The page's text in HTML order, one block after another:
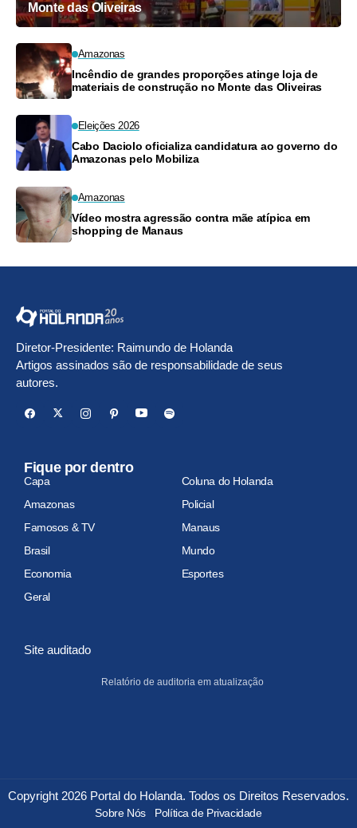
Monte das Oliveiras
Amazonas
Incêndio de grandes proporções atinge loja de
materiais de construção no Monte das Oliveiras
Eleições 2026
Cabo Daciolo oficializa candidatura ao governo do
Amazonas pelo Mobiliza
Amazonas
Vídeo mostra agressão contra mãe atípica em
shopping de Manaus
Diretor-Presidente: Raimundo de Holanda
Artigos assinados são de responsabilidade de seus
autores.
Fique por dentro
Capa
Coluna do Holanda
Amazonas
Policial
Famosos & TV
Manaus
Brasil
Mundo
Economia
Esportes
Geral
Site auditado
Relatório de auditoria em atualização
Copyright 2026 Portal do Holanda. Todos os Direitos Reservados.
Sobre Nós Política de Privacidade